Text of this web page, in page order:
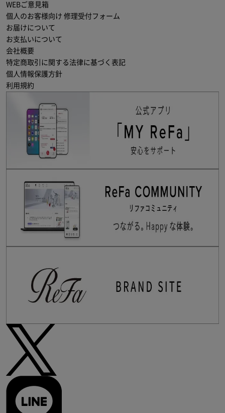
WEBご意見箱
個人のお客様向け 修理受付フォーム
お届けについて
お支払いについて
会社概要
特定商取引に関する法律に基づく表記
個人情報保護方針
利用規約